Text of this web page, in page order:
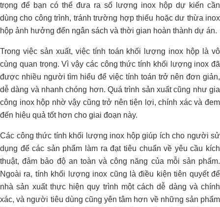
trọng để bạn có thể đưa ra số lượng inox hộp dự kiến cần
dùng cho công trình, tránh trường hợp thiếu hoặc dư thừa inox
hộp ảnh hưởng đến ngân sách và thời gian hoàn thành dự án.
Trong việc sản xuất, việc tính toán khối lượng inox hộp là vô
cùng quan trọng. Vì vậy các công thức tính khối lượng inox đã
được nhiều người tìm hiểu để việc tính toán trở nên đơn giản,
dễ dàng và nhanh chóng hơn. Quá trình sản xuất cũng như gia
công inox hộp nhờ vậy cũng trở nên tiện lợi, chính xác và đem
đến hiệu quả tốt hơn cho giai đoạn này.
Các công thức tính khối lượng inox hộp giúp ích cho người sử
dụng để các sản phẩm làm ra đạt tiêu chuẩn về yêu cầu kích
thuật, đảm bảo độ an toàn và công năng của mỗi sản phẩm.
Ngoài ra, tính khối lượng inox cũng là điều kiện tiên quyết để
nhà sản xuất thực hiện quy trình một cách dễ dàng và chính
xác, và người tiêu dùng cũng yên tâm hơn về những sản phẩm